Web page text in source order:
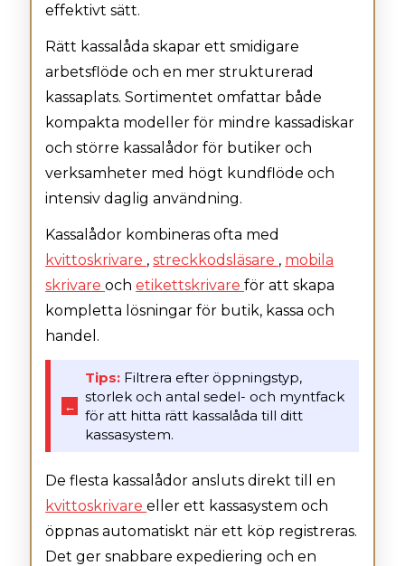
effektivt sätt.
Rätt kassalåda skapar ett smidigare
arbetsflöde och en mer strukturerad
kassaplats. Sortimentet omfattar både
kompakta modeller för mindre kassadiskar
och större kassalådor för butiker och
verksamheter med högt kundflöde och
intensiv daglig användning.
Kassalådor kombineras ofta med
kvittoskrivare ,streckkodsläsare , mobila
skrivareochetikettskrivareför att skapa
kompletta lösningar för butik, kassa och
handel.
←
Tips: Filtrera efter öppningstyp,
storlek och antal sedel- och myntfack
för att hitta rätt kassalåda till ditt
kassasystem.
De flesta kassalådor ansluts direkt till en
kvittoskrivareeller ett kassasystem och
öppnas automatiskt när ett köp registreras.
Det ger snabbare expediering och en